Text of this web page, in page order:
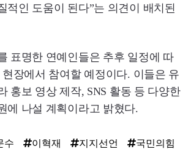
적인 도움이 된다”는 의견이 배치된
표명한 연예인들은 추후 일정에 따
장에서 참여할 예정이다. 이들은 유
홍보 영상 제작, SNS 활동 등 다양한
에 나설 계획이라고 밝혔다.
수 이혁재 지지선언
국민의힘